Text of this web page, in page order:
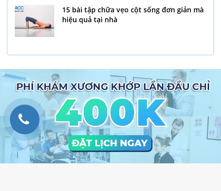
15 bài tập chữa vẹo cột sống đơn giản mà
hiệu quả tại nhà